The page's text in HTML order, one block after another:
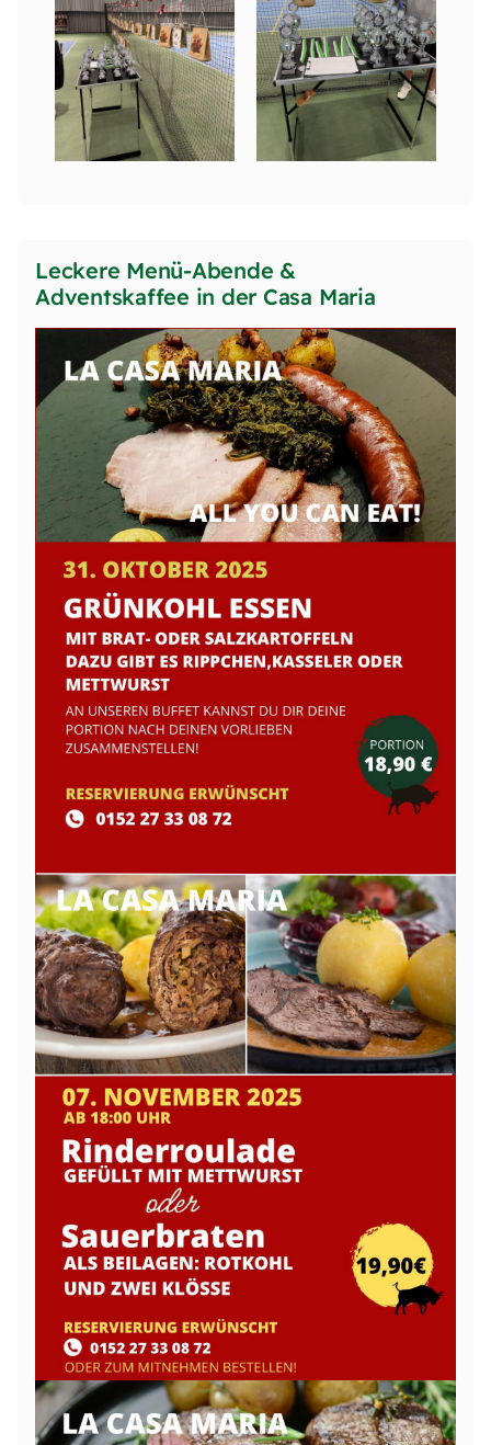
Leckere Menü-Abende &
Adventskaffee in der Casa Maria